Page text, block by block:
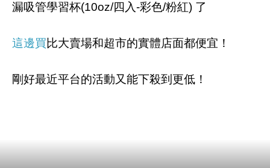
漏吸管學習杯(10oz/四入-彩色/粉紅) 了
這邊買比大賣場和超市的實體店面都便宜！
剛好最近平台的活動又能下殺到更低！